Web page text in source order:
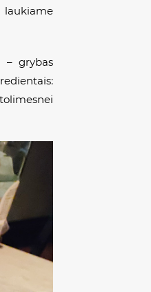
– grybas